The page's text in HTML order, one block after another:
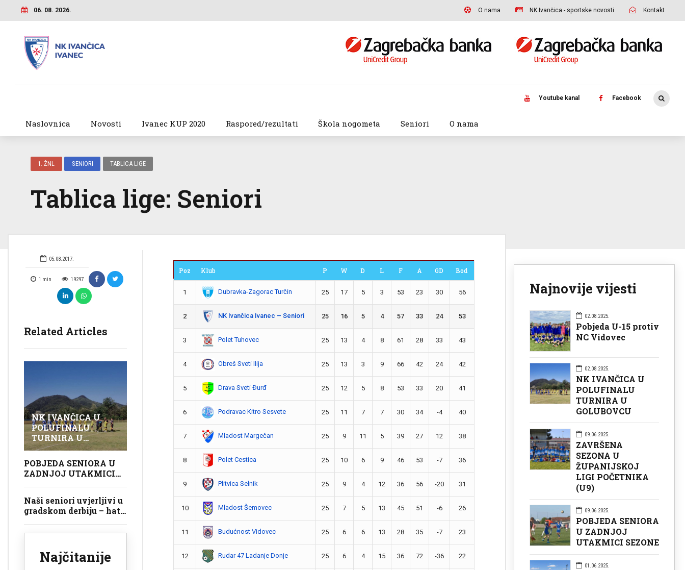
06. 08. 2026. O nama NK Ivančica - sportske novosti Kontakt
Youtube kanal Facebook
Naslovnica Novosti Ivanec KUP 2020 Raspored/rezultati Škola nogometa Seniori O nama
1. ŽNL SENIORI TABLICA LIGE
Tablica lige: Seniori
05.08.2017.
1 min 19297
Related Articles
NK IVANČICA U
POLUFINALU
TURNIRA U
GOLUBOVCU
POBJEDA SENIORA U
ZADNJOJ UTAKMICI
Naši seniori uvjerljivi u
gradskom derbiju – hat-
Najčitanije
Poz Klub P W D L F A GD Bod
1 Dubravka-Zagorac Turčin 25 17 5 3 53 23 30 56
2 NK Ivančica Ivanec – Seniori 25 16 5 4 57 33 24 53
3 Polet Tuhovec 25 13 4 8 61 28 33 43
4 Obreš Sveti Ilija 25 13 3 9 66 42 24 42
5 Drava Sveti Đurđ 25 12 5 8 53 33 20 41
6 Podravac Kitro Sesvete 25 11 7 7 30 34 -4 40
7 Mladost Margečan 25 9 11 5 39 27 12 38
8 Polet Cestica 25 10 6 9 46 53 -7 36
9 Plitvica Selnik 25 9 4 12 36 56 -20 31
10 Mladost Šemovec 25 7 5 13 45 51 -6 26
11 Budućnost Vidovec 25 6 6 13 28 35 -7 23
12 Rudar 47 Ladanje Donje 25 6 4 15 36 72 -36 22
Najnovije vijesti
02.08.2025.
Pobjeda U-15 protiv
NC Vidovec
02.08.2025.
NK IVANČICA U
POLUFINALU
TURNIRA U
GOLUBOVCU
09.06.2025.
ZAVRŠENA
SEZONA U
ŽUPANIJSKOJ
LIGI POČETNIKA
(U9)
09.06.2025.
POBJEDA SENIORA
U ZADNJOJ
UTAKMICI SEZONE
01.06.2025.